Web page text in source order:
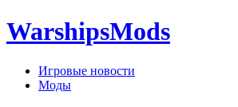
WarshipsMods
Игровые новости
Моды